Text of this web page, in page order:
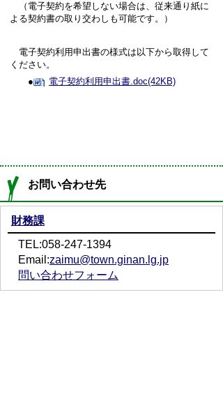
（電子契約を希望しない場合は、従来通り紙に
よる契約書の取り交わしも可能です。）
電子契約利用申出書の様式は以下から取得して
ください。
●
電子契約利用申出書.doc(42KB)
お問い合わせ先
財務課
TEL:058-247-1394
Email:zaimu@town.ginan.lg.jp
問い合わせフォーム